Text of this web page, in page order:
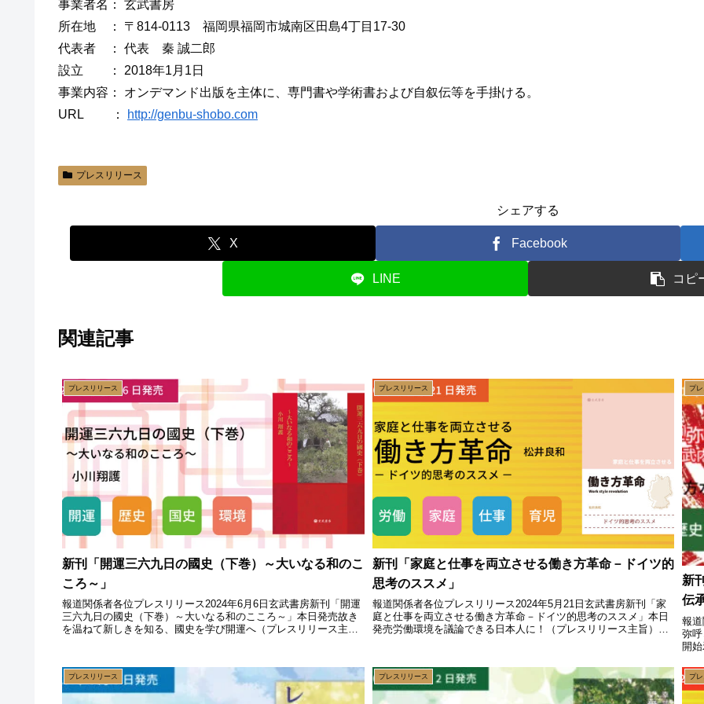
事業者名： 玄武書房
所在地 ： 〒814-0113 福岡県福岡市城南区田島4丁目17-30
代表者 ： 代表 秦 誠二郎
設立 ： 2018年1月1日
事業内容： オンデマンド出版を主体に、専門書や学術書および自叙伝等を手掛ける。
URL ：
http://genbu-shobo.com
プレスリリース
シェアする
X Facebook
LINE コピ
関連記事
プレスリリース
新刊「開運三六九日の國史（下巻）～大いなる和のこ
ころ～」
報道関係者各位プレスリリース2024年6月6日玄武書房新刊「開運
三六九日の國史（下巻）～大いなる和のこころ～」本日発売故き
を温ねて新しきを知る、國史を学び開運へ（プレスリリース主
プレスリリース
新刊「家庭と仕事を両立させる働き方革命－ドイツ的
思考のススメ」
報道関係者各位プレスリリース2024年5月21日玄武書房新刊「家
庭と仕事を両立させる働き方革命－ドイツ的思考のススメ」本日
発売労働環境を議論できる日本人に！（プレスリリース主旨）玄
プ
新
伝
報
弥
開
プレスリリース プレスリリース プ